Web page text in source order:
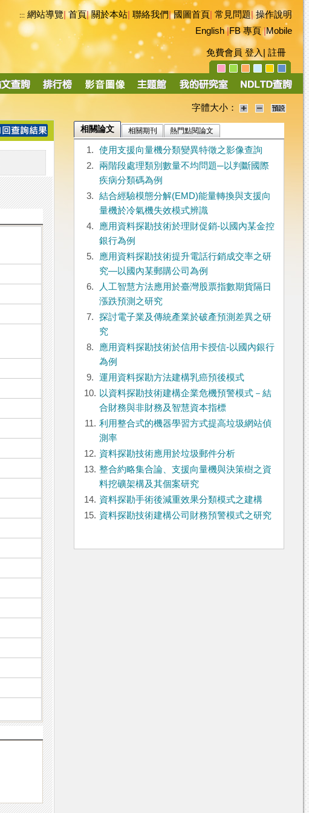
::: 網站導覽|首頁|關於本站 聯絡我們|國圖首頁 常見問題|操作說明
English|FB 專頁|Mobile
免費會員 登入 註冊
字體大小：
相關論文 相關期刊 熱門點閱論文
1.
使用支援向量機分類變異特徵之影像查詢
2.
兩階段處理類別數量不均問題─以判斷國際
疾病分類碼為例
3.
結合經驗模態分解(EMD)能量轉換與支援向
量機於冷氣機失效模式辨識
4.
應用資料探勘技術於理財促銷-以國內某金控
銀行為例
5.
應用資料探勘技術提升電話行銷成交率之研
究—以國內某郵購公司為例
6.
人工智慧方法應用於臺灣股票指數期貨隔日
漲跌預測之研究
7.
探討電子業及傳統產業於破產預測差異之研
究
8.
應用資料探勘技術於信用卡授信-以國內銀行
為例
9.
運用資料探勘方法建構乳癌預後模式
10. 以資料探勘技術建構企業危機預警模式－結
合財務與非財務及智慧資本指標
11. 利用整合式的機器學習方式提高垃圾網站偵
測率
12. 資料探勘技術應用於垃圾郵件分析
13. 整合約略集合論、支援向量機與決策樹之資
料挖礦架構及其個案研究
14. 資料探勘手術後減重效果分類模式之建構
15. 資料探勘技術建構公司財務預警模式之研究